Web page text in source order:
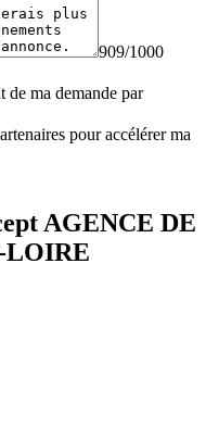
909/1000
de ma demande par
pour accélérer ma
AGENCE DE
LOIRE